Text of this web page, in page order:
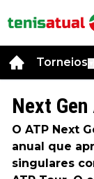
Torneios
Next
O ATP Next
anual que
singulares